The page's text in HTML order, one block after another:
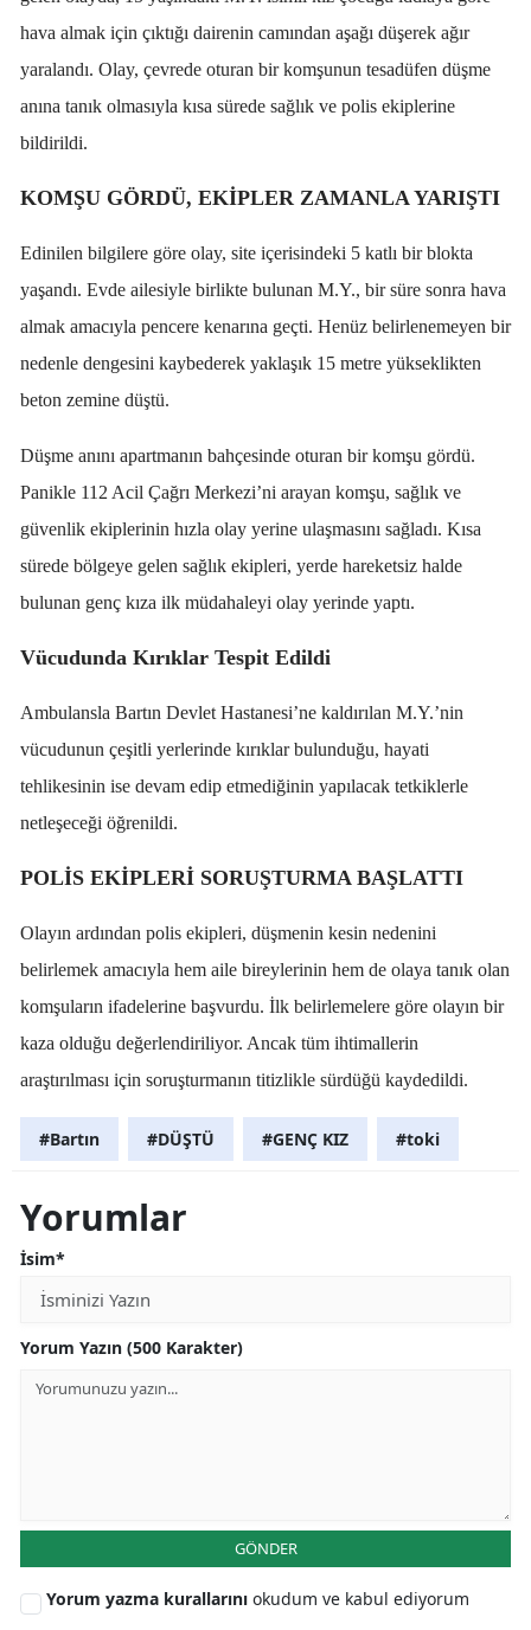
hava almak için çıktığı dairenin camından aşağı düşerek ağır
yaralandı. Olay, çevrede oturan bir komşunun tesadüfen düşme
anına tanık olmasıyla kısa sürede sağlık ve polis ekiplerine
bildirildi.
KOMŞU GÖRDÜ, EKİPLER ZAMANLA YARIŞTI
Edinilen bilgilere göre olay, site içerisindeki 5 katlı bir blokta
yaşandı. Evde ailesiyle birlikte bulunan M.Y., bir süre sonra hava
almak amacıyla pencere kenarına geçti. Henüz belirlenemeyen bir
nedenle dengesini kaybederek yaklaşık 15 metre yükseklikten
beton zemine düştü.
Düşme anını apartmanın bahçesinde oturan bir komşu gördü.
Panikle 112 Acil Çağrı Merkezi’ni arayan komşu, sağlık ve
güvenlik ekiplerinin hızla olay yerine ulaşmasını sağladı. Kısa
sürede bölgeye gelen sağlık ekipleri, yerde hareketsiz halde
bulunan genç kıza ilk müdahaleyi olay yerinde yaptı.
Vücudunda Kırıklar Tespit Edildi
Ambulansla Bartın Devlet Hastanesi’ne kaldırılan M.Y.’nin
vücudunun çeşitli yerlerinde kırıklar bulunduğu, hayati
tehlikesinin ise devam edip etmediğinin yapılacak tetkiklerle
netleşeceği öğrenildi.
POLİS EKİPLERİ SORUŞTURMA BAŞLATTI
Olayın ardından polis ekipleri, düşmenin kesin nedenini
belirlemek amacıyla hem aile bireylerinin hem de olaya tanık olan
komşuların ifadelerine başvurdu. İlk belirlemelere göre olayın bir
kaza olduğu değerlendiriliyor. Ancak tüm ihtimallerin
araştırılması için soruşturmanın titizlikle sürdüğü kaydedildi.
#Bartın #DÜŞTÜ #GENÇ KIZ #toki
Yorumlar
İsim*
Yorum Yazın (500 Karakter)
GÖNDER
Yorum yazma kurallarını okudum ve kabul ediyorum